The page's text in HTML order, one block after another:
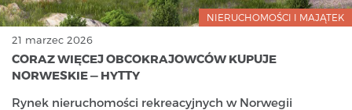
NIERUCHOMOŚCI I MAJĄTEK
21 marzec 2026
CORAZ WIĘCEJ OBCOKRAJOWCÓW KUPUJE
NORWESKIE — HYTTY
Rynek nieruchomości rekreacyjnych w Norwegii